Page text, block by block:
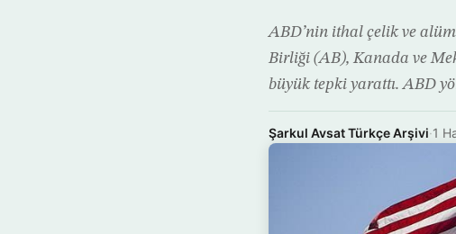
ABD’nin ithal çelik ve
Birliği (AB), Kanada ve
büyük tepki yarattı. ABD
Şarkul Avsat Türkçe Arşivi·1